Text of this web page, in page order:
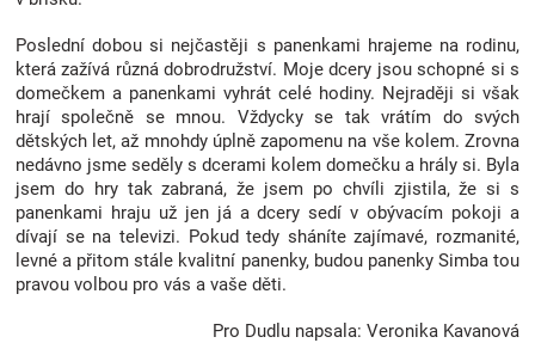
Poslední dobou si nejčastěji s panenkami hrajeme na rodinu,
která zažívá různá dobrodružství. Moje dcery jsou schopné si s
domečkem a panenkami vyhrát celé hodiny. Nejraději si však
hrají společně se mnou. Vždycky se tak vrátím do svých
dětských let, až mnohdy úplně zapomenu na vše kolem. Zrovna
nedávno jsme seděly s dcerami kolem domečku a hrály si. Byla
jsem do hry tak zabraná, že jsem po chvíli zjistila, že si s
panenkami hraju už jen já a dcery sedí v obývacím pokoji a
dívají se na televizi. Pokud tedy sháníte zajímavé, rozmanité,
levné a přitom stále kvalitní panenky, budou panenky Simba tou
pravou volbou pro vás a vaše děti.
Pro Dudlu napsala: Veronika Kavanová